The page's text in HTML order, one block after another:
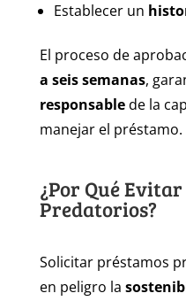
Establecer un
El proceso de
a seis semanas,
responsablede la
manejar el préstamo.
¿Por Qué
Predatorios?
Solicitar préstamos
en peligro la